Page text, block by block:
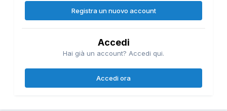
Registra un nuovo account
Accedi
Hai già un account? Accedi qui.
Accedi ora